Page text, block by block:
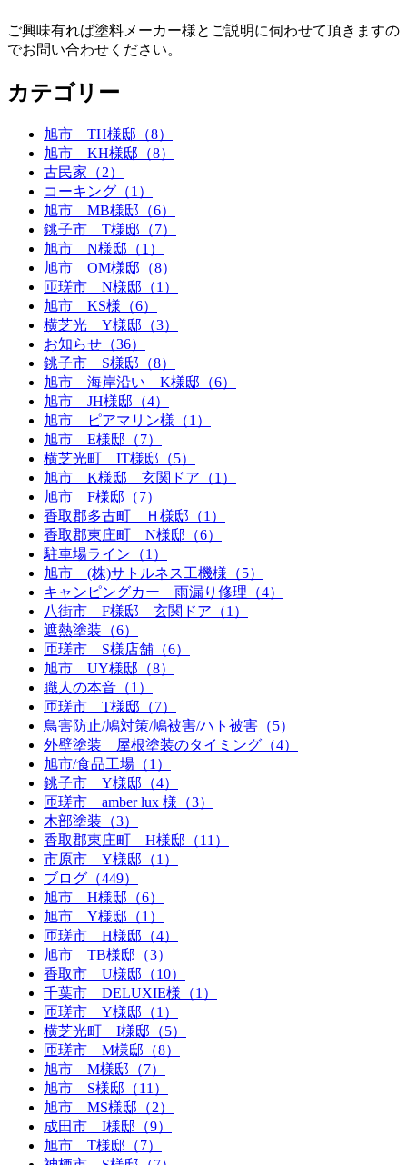
ご興味有れば塗料メーカー様とご説明に伺わせて頂きますの
でお問い合わせください。
カテゴリー
旭市 TH様邸（8）
旭市 KH様邸（8）
古民家（2）
コーキング（1）
旭市 MB様邸（6）
銚子市 T様邸（7）
旭市 N様邸（1）
旭市 OM様邸（8）
匝瑳市 N様邸（1）
旭市 KS様（6）
横芝光 Y様邸（3）
お知らせ（36）
銚子市 S様邸（8）
旭市 海岸沿い K様邸（6）
旭市 JH様邸（4）
旭市 ピアマリン様（1）
旭市 E様邸（7）
横芝光町 IT様邸（5）
旭市 K様邸 玄関ドア（1）
旭市 F様邸（7）
香取郡多古町 Ｈ様邸（1）
香取郡東庄町 N様邸（6）
駐車場ライン（1）
旭市 (株)サトルネス工機様（5）
キャンピングカー 雨漏り修理（4）
八街市 F様邸 玄関ドア（1）
遮熱塗装（6）
匝瑳市 S様店舗（6）
旭市 UY様邸（8）
職人の本音（1）
匝瑳市 T様邸（7）
鳥害防止/鳩対策/鳩被害/ハト被害（5）
外壁塗装 屋根塗装のタイミング（4）
旭市/食品工場（1）
銚子市 Y様邸（4）
匝瑳市 amber lux 様（3）
木部塗装（3）
香取郡東庄町 H様邸（11）
市原市 Y様邸（1）
ブログ（449）
旭市 H様邸（6）
旭市 Y様邸（1）
匝瑳市 H様邸（4）
旭市 TB様邸（3）
香取市 U様邸（10）
千葉市 DELUXIE様（1）
匝瑳市 Y様邸（1）
横芝光町 I様邸（5）
匝瑳市 M様邸（8）
旭市 M様邸（7）
旭市 S様邸（11）
旭市 MS様邸（2）
成田市 I様邸（9）
旭市 T様邸（7）